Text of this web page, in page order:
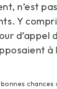
n’est
Y
d’appel
chances